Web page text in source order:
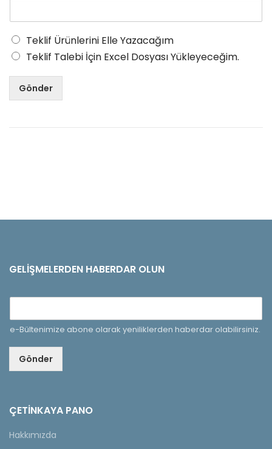
Teklif Ürünlerini Elle Yazacağım
Teklif Talebi İçin Excel Dosyası Yükleyeceğim.
Gönder
GELIŞMELERDEN HABERDAR OLUN
e-Bültenimize abone olarak yeniliklerden haberdar olabilirsiniz.
Gönder
ÇETINKAYA PANO
Hakkımızda